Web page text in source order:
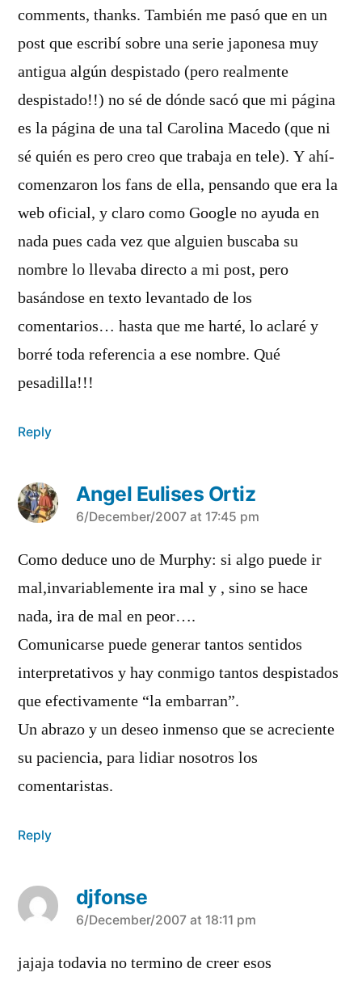
comments, thanks. También me pasó que en un
post que escribí­ sobre una serie japonesa muy
antigua algún despistado (pero realmente
despistado!!) no sé de dónde sacó que mi página
es la página de una tal Carolina Macedo (que ni
sé quién es pero creo que trabaja en tele). Y ahí­
comenzaron los fans de ella, pensando que era la
web oficial, y claro como Google no ayuda en
nada pues cada vez que alguien buscaba su
nombre lo llevaba directo a mi post, pero
basándose en texto levantado de los
comentarios… hasta que me harté, lo aclaré y
borré toda referencia a ese nombre. Qué
pesadilla!!!
Reply
Angel Eulises Ortiz
says:
6/December/2007 at 17:45 pm
Como deduce uno de Murphy: si algo puede ir
mal,invariablemente ira mal y , sino se hace
nada, ira de mal en peor….
Comunicarse puede generar tantos sentidos
interpretativos y hay conmigo tantos despistados
que efectivamente “la embarran”.
Un abrazo y un deseo inmenso que se acreciente
su paciencia, para lidiar nosotros los
comentaristas.
Reply
djfonse
says:
6/December/2007 at 18:11 pm
jajaja todavia no termino de creer esos